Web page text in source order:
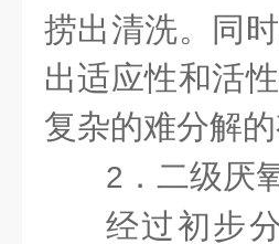
捞出清洗。同
出适应性和活
复杂的难分解
2 ．二级厌
经过初步